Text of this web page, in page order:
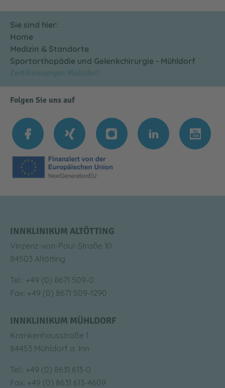
Sie sind hier:
Home
Medizin & Standorte
Sportorthopädie und Gelenkchirurgie - Mühldorf
Zertifizierungen Mühldorf
Folgen Sie uns auf
INNKLINIKUM ALTÖTTING
Vinzenz-von-Paul-Straße 10
84503 Altötting
Tel.: +49 (0) 8671 509-0
Fax: +49 (0) 8671 509-1290
INNKLINIKUM MÜHLDORF
Krankenhausstraße 1
84453 Mühldorf a. Inn
Tel.: +49 (0) 8631 613-0
Fax: +49 (0) 8631 613-4609